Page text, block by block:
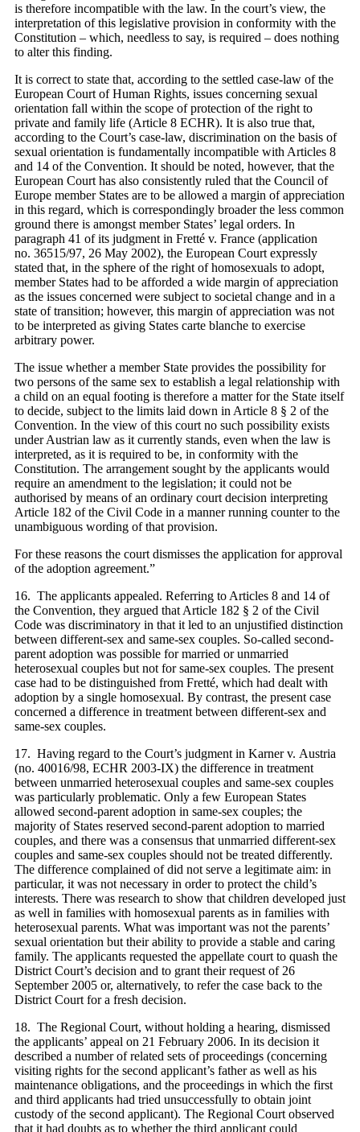
is therefore incompatible with the law. In the court’s view, the
interpretation of this legislative provision in conformity with the
Constitution – which, needless to say, is required – does nothing
to alter this finding.
It is correct to state that, according to the settled case-law of the
European Court of Human Rights, issues concerning sexual
orientation fall within the scope of protection of the right to
private and family life (Article 8 ECHR). It is also true that,
according to the Court’s case‑law, discrimination on the basis of
sexual orientation is fundamentally incompatible with Articles 8
and 14 of the Convention. It should be noted, however, that the
European Court has also consistently ruled that the Council of
Europe member States are to be allowed a margin of appreciation
in this regard, which is correspondingly broader the less common
ground there is amongst member States’ legal orders. In
paragraph 41 of its judgment in Fretté v. France (application
no. 36515/97, 26 May 2002), the European Court expressly
stated that, in the sphere of the right of homosexuals to adopt,
member States had to be afforded a wide margin of appreciation
as the issues concerned were subject to societal change and in a
state of transition; however, this margin of appreciation was not
to be interpreted as giving States carte blanche to exercise
arbitrary power.
The issue whether a member State provides the possibility for
two persons of the same sex to establish a legal relationship with
a child on an equal footing is therefore a matter for the State itself
to decide, subject to the limits laid down in Article 8 § 2 of the
Convention. In the view of this court no such possibility exists
under Austrian law as it currently stands, even when the law is
interpreted, as it is required to be, in conformity with the
Constitution. The arrangement sought by the applicants would
require an amendment to the legislation; it could not be
authorised by means of an ordinary court decision interpreting
Article 182 of the Civil Code in a manner running counter to the
unambiguous wording of that provision.
For these reasons the court dismisses the application for approval
of the adoption agreement.”
16. The applicants appealed. Referring to Articles 8 and 14 of
the Convention, they argued that Article 182 § 2 of the Civil
Code was discriminatory in that it led to an unjustified distinction
between different‑sex and same-sex couples. So-called second-
parent adoption was possible for married or unmarried
heterosexual couples but not for same‑sex couples. The present
case had to be distinguished from Fretté, which had dealt with
adoption by a single homosexual. By contrast, the present case
concerned a difference in treatment between different-sex and
same-sex couples.
17. Having regard to the Court’s judgment in Karner v. Austria
(no. 40016/98, ECHR 2003‑IX) the difference in treatment
between unmarried heterosexual couples and same-sex couples
was particularly problematic. Only a few European States
allowed second-parent adoption in same‑sex couples; the
majority of States reserved second-parent adoption to married
couples, and there was a consensus that unmarried different-sex
couples and same-sex couples should not be treated differently.
The difference complained of did not serve a legitimate aim: in
particular, it was not necessary in order to protect the child’s
interests. There was research to show that children developed just
as well in families with homosexual parents as in families with
heterosexual parents. What was important was not the parents’
sexual orientation but their ability to provide a stable and caring
family. The applicants requested the appellate court to quash the
District Court’s decision and to grant their request of 26
September 2005 or, alternatively, to refer the case back to the
District Court for a fresh decision.
18. The Regional Court, without holding a hearing, dismissed
the applicants’ appeal on 21 February 2006. In its decision it
described a number of related sets of proceedings (concerning
visiting rights for the second applicant’s father as well as his
maintenance obligations, and the proceedings in which the first
and third applicants had tried unsuccessfully to obtain joint
custody of the second applicant). The Regional Court observed
that it had doubts as to whether the third applicant could